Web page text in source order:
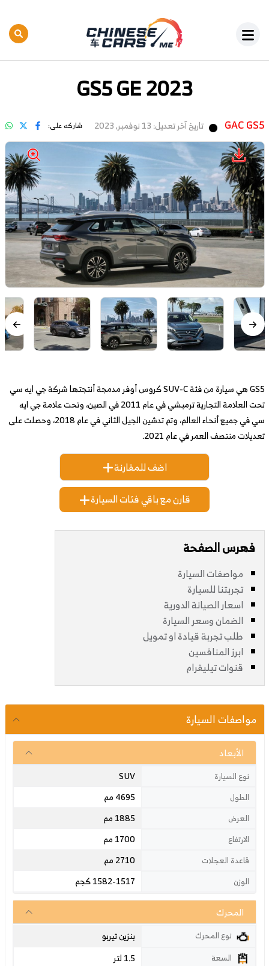
GS5 GE 2023
GAC GS5 تاريخ آخر تعديل: 13 نوفمبر, 2023 شاركه على:
GS5 هي سيارة من فئة SUV-C كروس أوفر مدمجة أنتجتها شركة جي ايه سي
تحت العلامة التجارية ترمبشي في عام 2011 في الصين، وتحت علامة جي ايه
سي في جميع أنحاء العالم، وتم تدشين الجيل الثاني في عام 2018، وحصلت على
تعديلات منتصف العمر في عام 2021.
اضف للمقارنة
قارن مع باقي فئات السيارة
فهرس الصفحة
مواصفات السيارة
تجربتنا للسيارة
اسعار الصيانة الدورية
الضمان وسعر السيارة
طلب تجربة قيادة او تمويل
ابرز المنافسين
قنوات تيليقرام
مواصفات السيارة
الأبعاد
نوع السيارة SUV
الطول 4695 مم
العرض 1885 مم
الارتفاع 1700 مم
قاعدة العجلات 2710 مم
الوزن 1582-1517 كجم
المحرك
نوع المحرك بنزين تيربو
السعة 1.5 لتر